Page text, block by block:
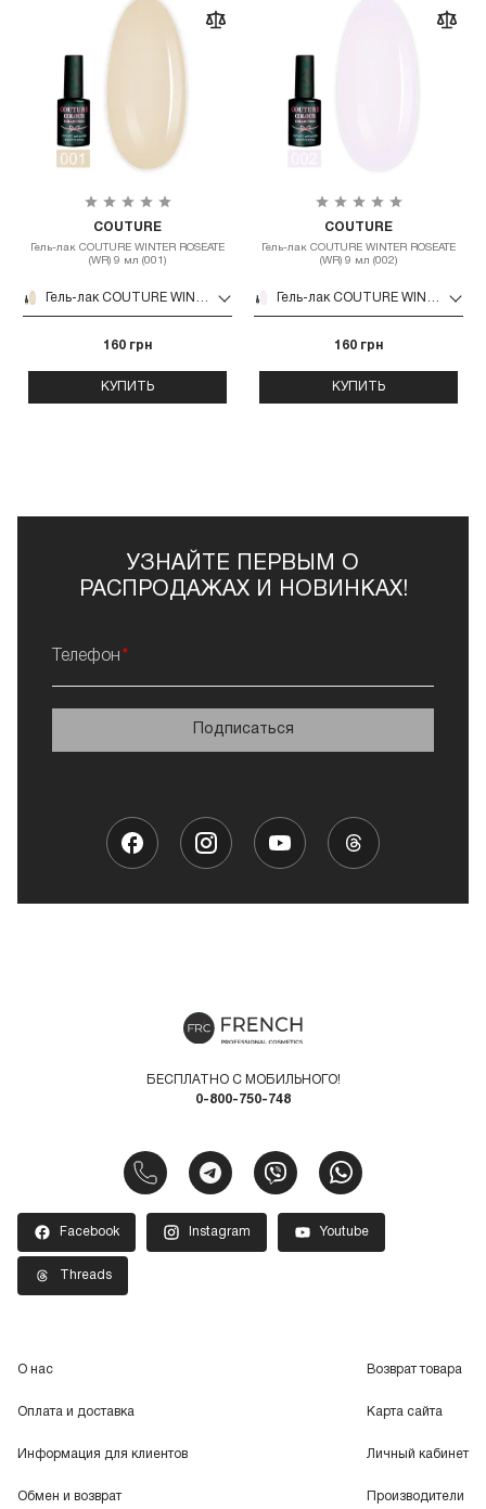
COUTURE
Гель-лак COUTURE WINTER ROSEATE
(WR) 9 мл (001)
160 грн
КУПИТЬ
COUTURE
Гель-лак COUTURE WINTER ROSEATE
(WR) 9 мл (002)
160 грн
КУПИТЬ
УЗНАЙТЕ ПЕРВЫМ О
РАСПРОДАЖАХ И НОВИНКАХ!
Телефон
Подписаться
БЕСПЛАТНО С МОБИЛЬНОГО!
0-800-750-748
Facebook Instagram Youtube
Threads
О нас
Оплата и доставка
Информация для клиентов
Обмен и возврат
Возврат товара
Карта сайта
Личный кабинет
Производители